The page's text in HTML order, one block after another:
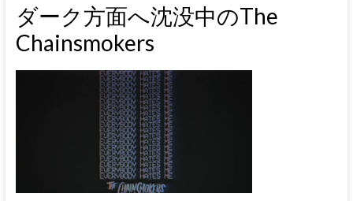
ダーク方面へ沈没中のThe
Chainsmokers